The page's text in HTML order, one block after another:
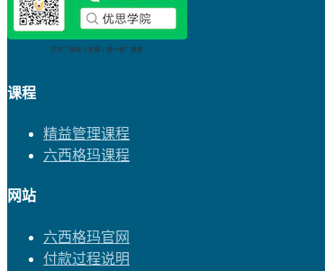
课程
精益管理课程
六西格玛课程
网站
六西格玛官网
付款过程说明